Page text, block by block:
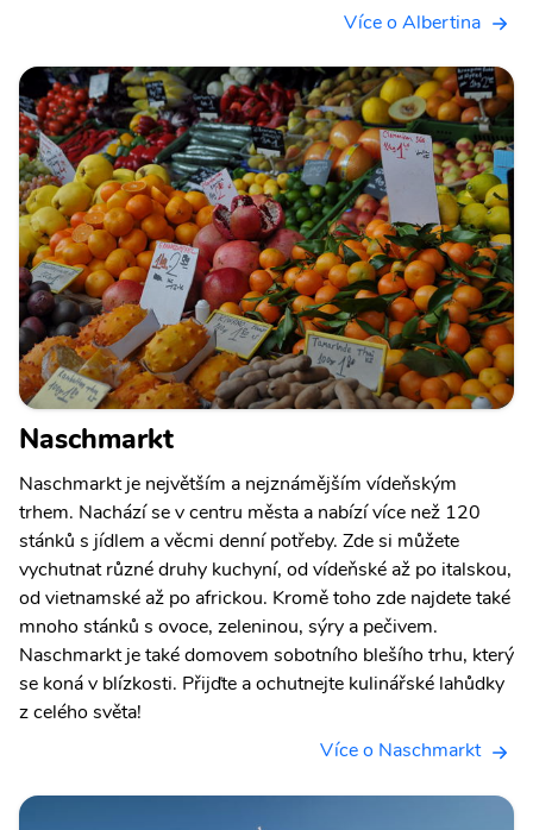
Více o Albertina
Naschmarkt
Naschmarkt je největším a nejznámějším vídeňským
trhem. Nachází se v centru města a nabízí více než 120
stánků s jídlem a věcmi denní potřeby. Zde si můžete
vychutnat různé druhy kuchyní, od vídeňské až po italskou,
od vietnamské až po africkou. Kromě toho zde najdete také
mnoho stánků s ovoce, zeleninou, sýry a pečivem.
Naschmarkt je také domovem sobotního blešího trhu, který
se koná v blízkosti. Přijďte a ochutnejte kulinářské lahůdky
z celého světa!
Více o Naschmarkt